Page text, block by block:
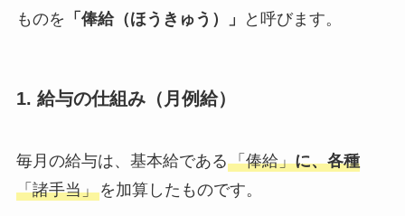
ものを 「俸給（ほうきゅう）」 と呼びます。
1. 給与の仕組み（月例給）
毎月の給与は、基本給である「俸給」に、各種
「諸手当」を加算したものです。